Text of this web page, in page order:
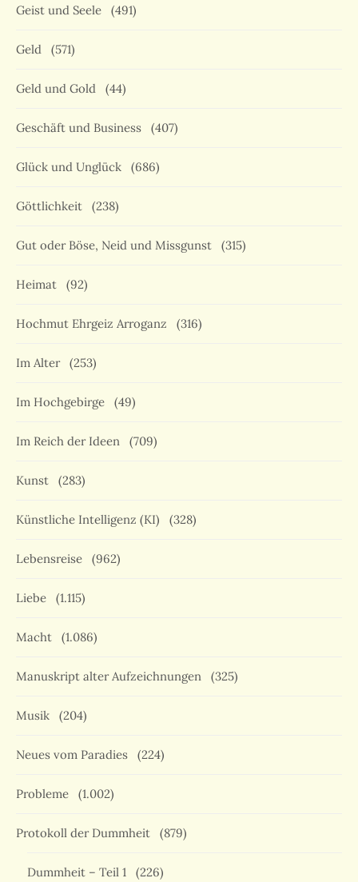
Geist und Seele (491)
Geld (571)
Geld und Gold (44)
Geschäft und Business (407)
Glück und Unglück (686)
Göttlichkeit (238)
Gut oder Böse, Neid und Missgunst (315)
Heimat (92)
Hochmut Ehrgeiz Arroganz (316)
Im Alter (253)
Im Hochgebirge (49)
Im Reich der Ideen (709)
Kunst (283)
Künstliche Intelligenz (KI) (328)
Lebensreise (962)
Liebe (1.115)
Macht (1.086)
Manuskript alter Aufzeichnungen (325)
Musik (204)
Neues vom Paradies (224)
Probleme (1.002)
Protokoll der Dummheit (879)
Dummheit – Teil 1 (226)